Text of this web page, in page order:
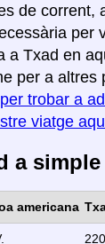
de corrent,
per
a Txad en
per a altres
trobar a
viatge
a
americana